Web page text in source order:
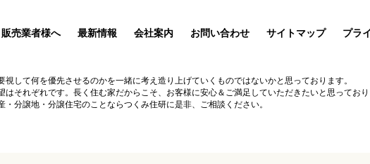
販売業者様へ 最新情報 会社案内 お問い合わせ サイトマップ プラ
して何を優先させるのかを一緒に考え造り上げていくものではないかと思っております。
それぞれです。長く住む家だからこそ、お客様に安心＆ご満足していただきたいと思っており
・分譲地・分譲住宅のことならつくみ住研に是非、ご相談ください。